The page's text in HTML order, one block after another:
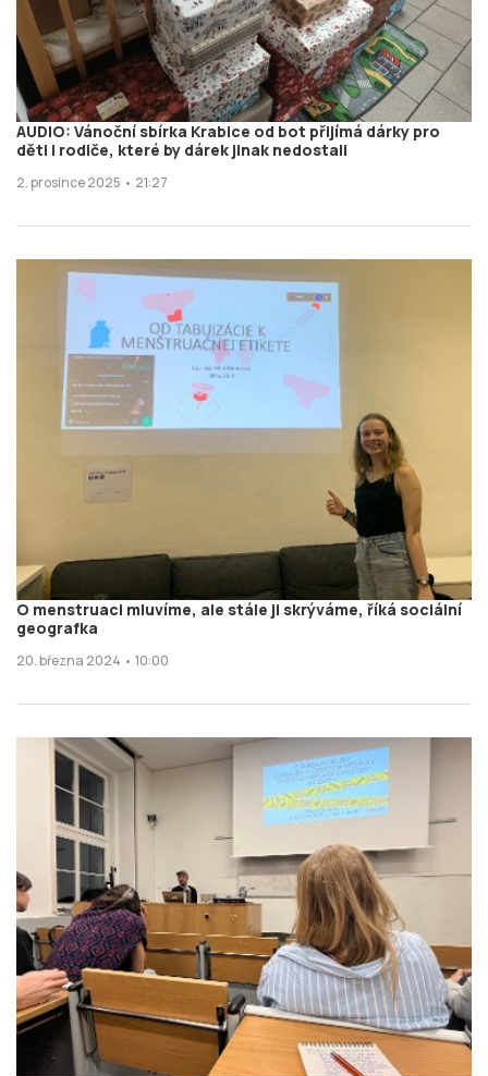
AUDIO: Vánoční sbírka Krabice od bot přijímá dárky pro
děti i rodiče, které by dárek jinak nedostali
2. prosince 2025 • 21:27
O menstruaci mluvíme, ale stále ji skrýváme, říká sociální
geografka
20. března 2024 • 10:00